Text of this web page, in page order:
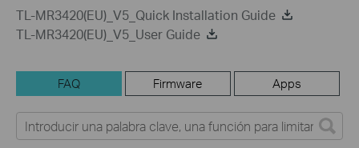
TL-MR3420(EU)_V5_Quick Installation Guide
TL-MR3420(EU)_V5_User Guide
FAQ Firmware Apps